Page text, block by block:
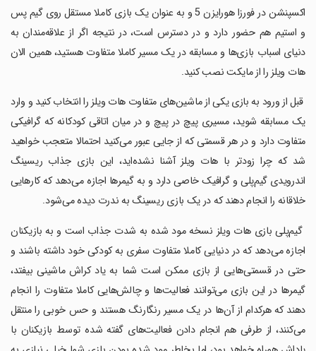
اکسپنشن در فورزا هورایزن 5 و به عنوان یک بازی کاملا مستقل روی گیم پس
و استیم هم حضور دارد و در دسترس است، در نتیجه اگر از علاقه‌مندان به
دنیای اسباب بازی‌ها و مسابقه در یک مسیر کاملا متفاوت هستید، همین الان
هات ویلز را از مایکت نصب کنید.
‏ قبل از ورود به بازی یکی از ماشین‌های متفاوت هات ویلز را انتخاب کنید و وارد
یک مسابقه شوید، مسیری پیچ در پیچ و در میان اتاقی کودکانه که گرافیکی
متفاوت دارد و در هر قسمتی که از جایی عبور می‌کنید احتمالا متعجب خواهید
شد که چرا زودتر با هات ویلز آشنا نشده‌اید، این بازی جذاب ریسینگ
اندرویدی گیم‌پلی و گرافیک خاصی دارد و به گیمرها اجازه می‌دهد که کارهایی
خلاقانه را انجام دهند که در یک بازی ریسینگ به ندرت دیده می‌شود.
‏ گیم‌پلی بازی هات ویلز نسخه مود شده به شدت جذاب است و به بازیکنان
اجازه می‌دهد که در دنیایی کاملا متفاوت سفری به کودکی خود داشته باشند و
حتی در قسمتی‌هایی از بازی ممکن است شما به یاد کراش ماشینی بیفتد،
گیمرها در این بازی می‌توانند فعالیت‌ها و چالش‌هایی کاملا متفاوت را انجام
دهند که هرکدام از آن‌ها در یک مسیر رنگارنگ هستند و حس خوبی را منتقل
می‌کنند، از طرفی هم انجام دادن فعالیت‌های گفته شده توسط بازیکنان با